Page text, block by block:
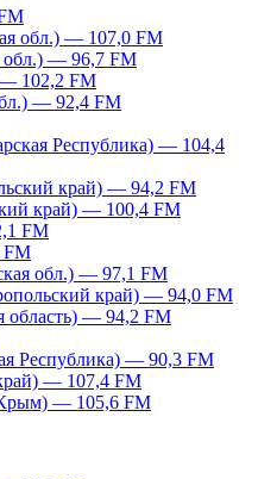
обл.) — 107,0 FM
обл.) — 96,7 FM
102,2 FM
— 92,4 FM
Республика) — 104,4
край) — 94,2 FM
край) — 100,4 FM
FM
обл.) — 97,1 FM
край) — 94,0 FM
область) — 94,2 FM
Республика) — 90,3 FM
— 107,4 FM
— 105,6 FM